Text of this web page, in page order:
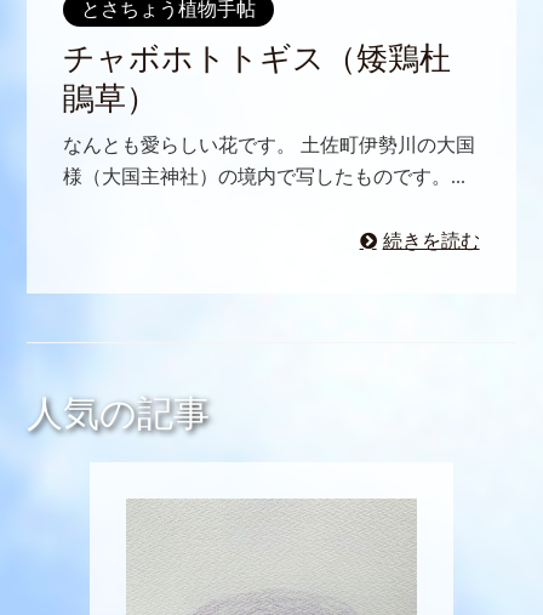
とさちょう植物手帖
チャボホトトギス（矮鶏杜
鵑草）
なんとも愛らしい花です。 土佐町伊勢川の大国
様（大国主神社）の境内で写したものです。...
続きを読む
人気の記事